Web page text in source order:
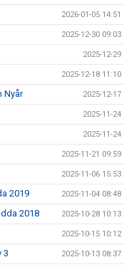
2026-01-05 14:51
2025-12-30 09:03
2025-12-29
2025-12-18 11:10
Nyår 2025-12-17
2025-11-24
2025-11-24
2025-11-21 09:59
2025-11-06 15:53
2019 2025-11-04 08:48
2018 2025-10-28 10:13
2025-10-15 10:12
3 2025-10-13 08:37